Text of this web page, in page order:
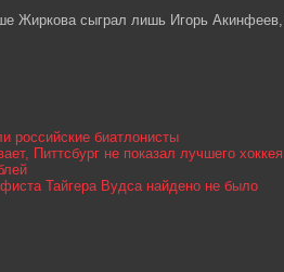
Жиркова сыграл лишь Игорь Акинфеев,
российские биатлонисты
Питтсбург не показал лучшего хоккея
Тайгера Вудса найдено не было